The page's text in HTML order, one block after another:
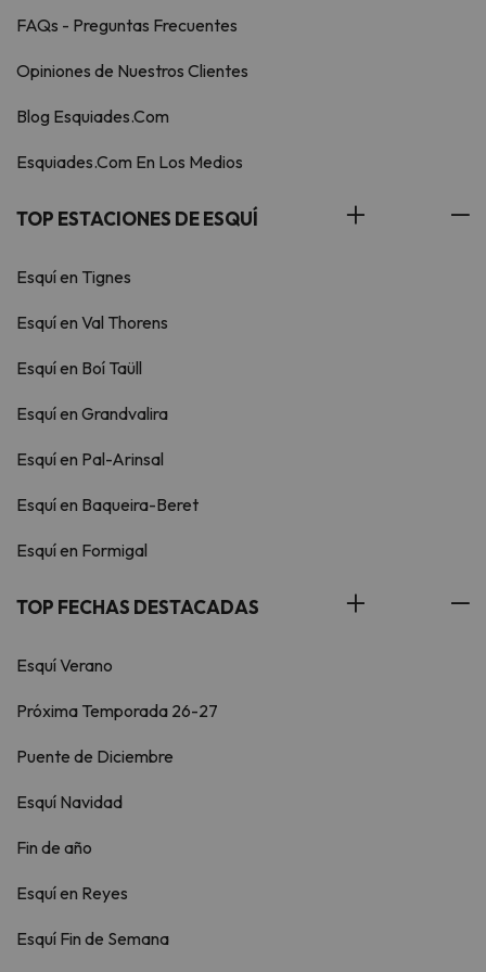
FAQs - Preguntas Frecuentes
Opiniones de Nuestros Clientes
Blog Esquiades.Com
Esquiades.Com En Los Medios
TOP ESTACIONES DE ESQUÍ
Esquí en Tignes
Esquí en Val Thorens
Esquí en Boí Taüll
Esquí en Grandvalira
Esquí en Pal-Arinsal
Esquí en Baqueira-Beret
Esquí en Formigal
TOP FECHAS DESTACADAS
Esquí Verano
Próxima Temporada 26-27
Puente de Diciembre
Esquí Navidad
Fin de año
Esquí en Reyes
Esquí Fin de Semana